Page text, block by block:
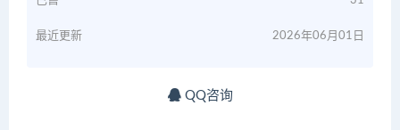
最近更新 2026年06月01日
QQ咨询